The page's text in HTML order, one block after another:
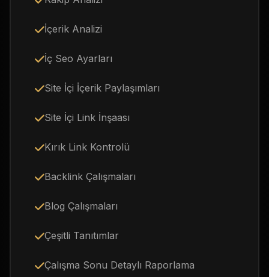
İçerik Analizi
İç Seo Ayarları
Site İçi İçerik Paylaşımları
Site İçi Link İnşaası
Kırık Link Kontrolü
Backlink Çalışmaları
Blog Çalışmaları
Çeşitli Tanıtımlar
Çalışma Sonu Detaylı Raporlama